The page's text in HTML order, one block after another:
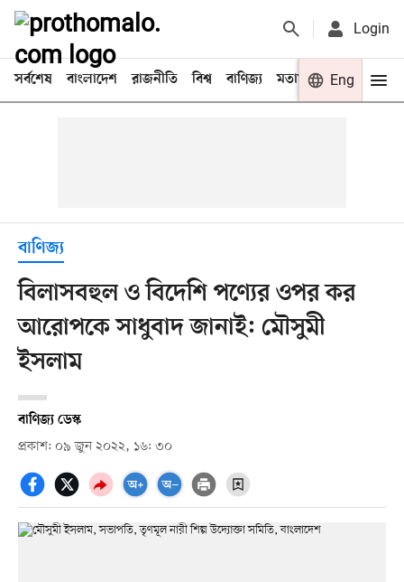
Login
সর্বশেষ বাংলাদেশ রাজনীতি বিশ্ব বাণিজ্য মতামত খেলা
Eng
বাণিজ্য
বিলাসবহুল ও বিদেশি পণ্যের ওপর কর
আরোপকে সাধুবাদ জানাই: মৌসুমী
ইসলাম
বাণিজ্য ডেস্ক
প্রকাশ: ০৯ জুন ২০২২, ১৬: ৩০